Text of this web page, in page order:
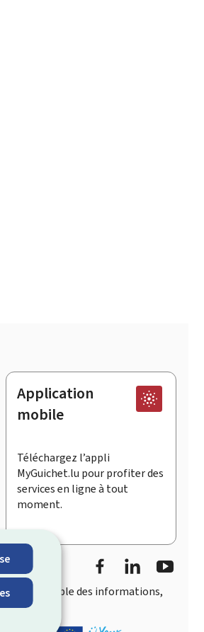
Application
mobile
Téléchargez l’appli
MyGuichet.lu pour profiter des
services en ligne à tout
moment.
FacebookLinkedIn
à l’ensemble des informations,